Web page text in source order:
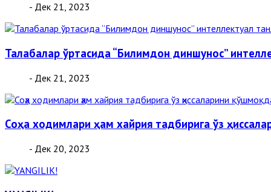
- Дек 21, 2023
Талабалар ўртасида “Билимдон диншунос”
- Дек 21, 2023
Соҳа ходимлари ҳам хайрия тадбирига ўз
- Дек 20, 2023